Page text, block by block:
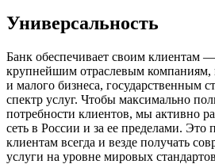
Универсальность
Банк обеспечивает своим клиентам
крупнейшим отраслевым компаниям,
и малого бизнеса, государственным
спектр услуг. Чтобы максимально
потребности клиентов, мы активно
сеть в России и за ее пределами. Это
клиентам всегда и везде получать
услуги на уровне мировых